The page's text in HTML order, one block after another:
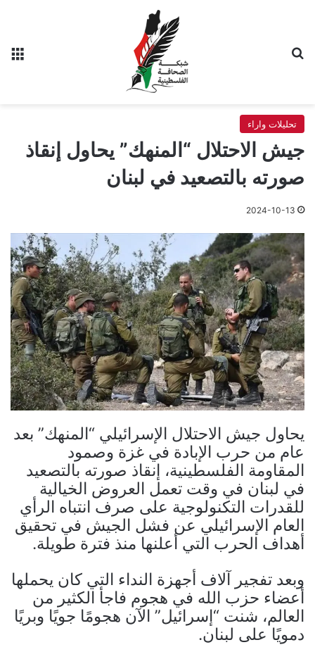
تحليلات واراء
جيش الاحتلال “المنهك” يحاول إنقاذ
صورته بالتصعيد في لبنان
2024-10-13
يحاول جيش الاحتلال الإسرائيلي “المنهك” بعد
عام من حرب الإبادة في غزة وصمود
المقاومة الفلسطينية، إنقاذ صورته بالتصعيد
في لبنان في وقت تعمل العروض الخيالية
للقدرات التكنولوجية على صرف انتباه الرأي
العام الإسرائيلي عن فشل الجيش في تحقيق
أهداف الحرب التي أعلنها منذ فترة طويلة.
وبعد تفجير آلاف أجهزة النداء التي كان يحملها
أعضاء حزب الله في هجوم فاجأ الكثير من
العالم، شنت “إسرائيل” الآن هجومًا جويًا وبريًا
دمويًا على لبنان.